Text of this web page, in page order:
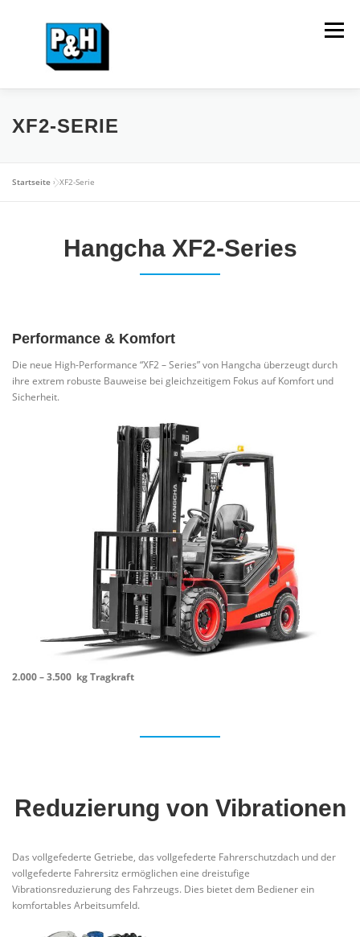
Menü
HOME VERKAUF
UNTERNEHMEN
XF2-SERIE
Startseite »XF2-Serie
Hangcha XF2-Series
Performance & Komfort
Die neue High-Performance “XF2 – Series” von Hangcha überzeugt durch
ihre extrem robuste Bauweise bei gleichzeitigem Fokus auf Komfort und
Sicherheit.
2.000 – 3.500 kg Tragkraft
Reduzierung von Vibrationen
Das vollgefederte Getriebe, das vollgefederte Fahrerschutzdach und der
vollgefederte Fahrersitz ermöglichen eine dreistufige
Vibrationsreduzierung des Fahrzeugs. Dies bietet dem Bediener ein
komfortables Arbeitsumfeld.